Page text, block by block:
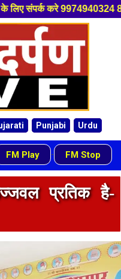
,हमारे यूट्यूब चैनल
Punjabi Urdu
FM Play - FM Stop
प्रतिक है-